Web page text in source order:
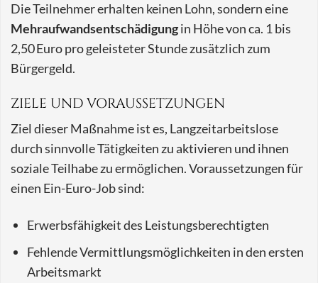
Die Teilnehmer erhalten keinen Lohn, sondern eine
Mehraufwandsentschädigungin Höhe von ca. 1 bis
2,50 Euro pro geleisteter Stunde zusätzlich zum
Bürgergeld.
ZIELE UND VORAUSSETZUNGEN
Ziel dieser Maßnahme ist es, Langzeitarbeitslose
durch sinnvolle Tätigkeiten zu aktivieren und ihnen
soziale Teilhabe zu ermöglichen. Voraussetzungen für
einen Ein-Euro-Job sind:
Erwerbsfähigkeit des Leistungsberechtigten
Fehlende Vermittlungsmöglichkeiten in den ersten
Arbeitsmarkt